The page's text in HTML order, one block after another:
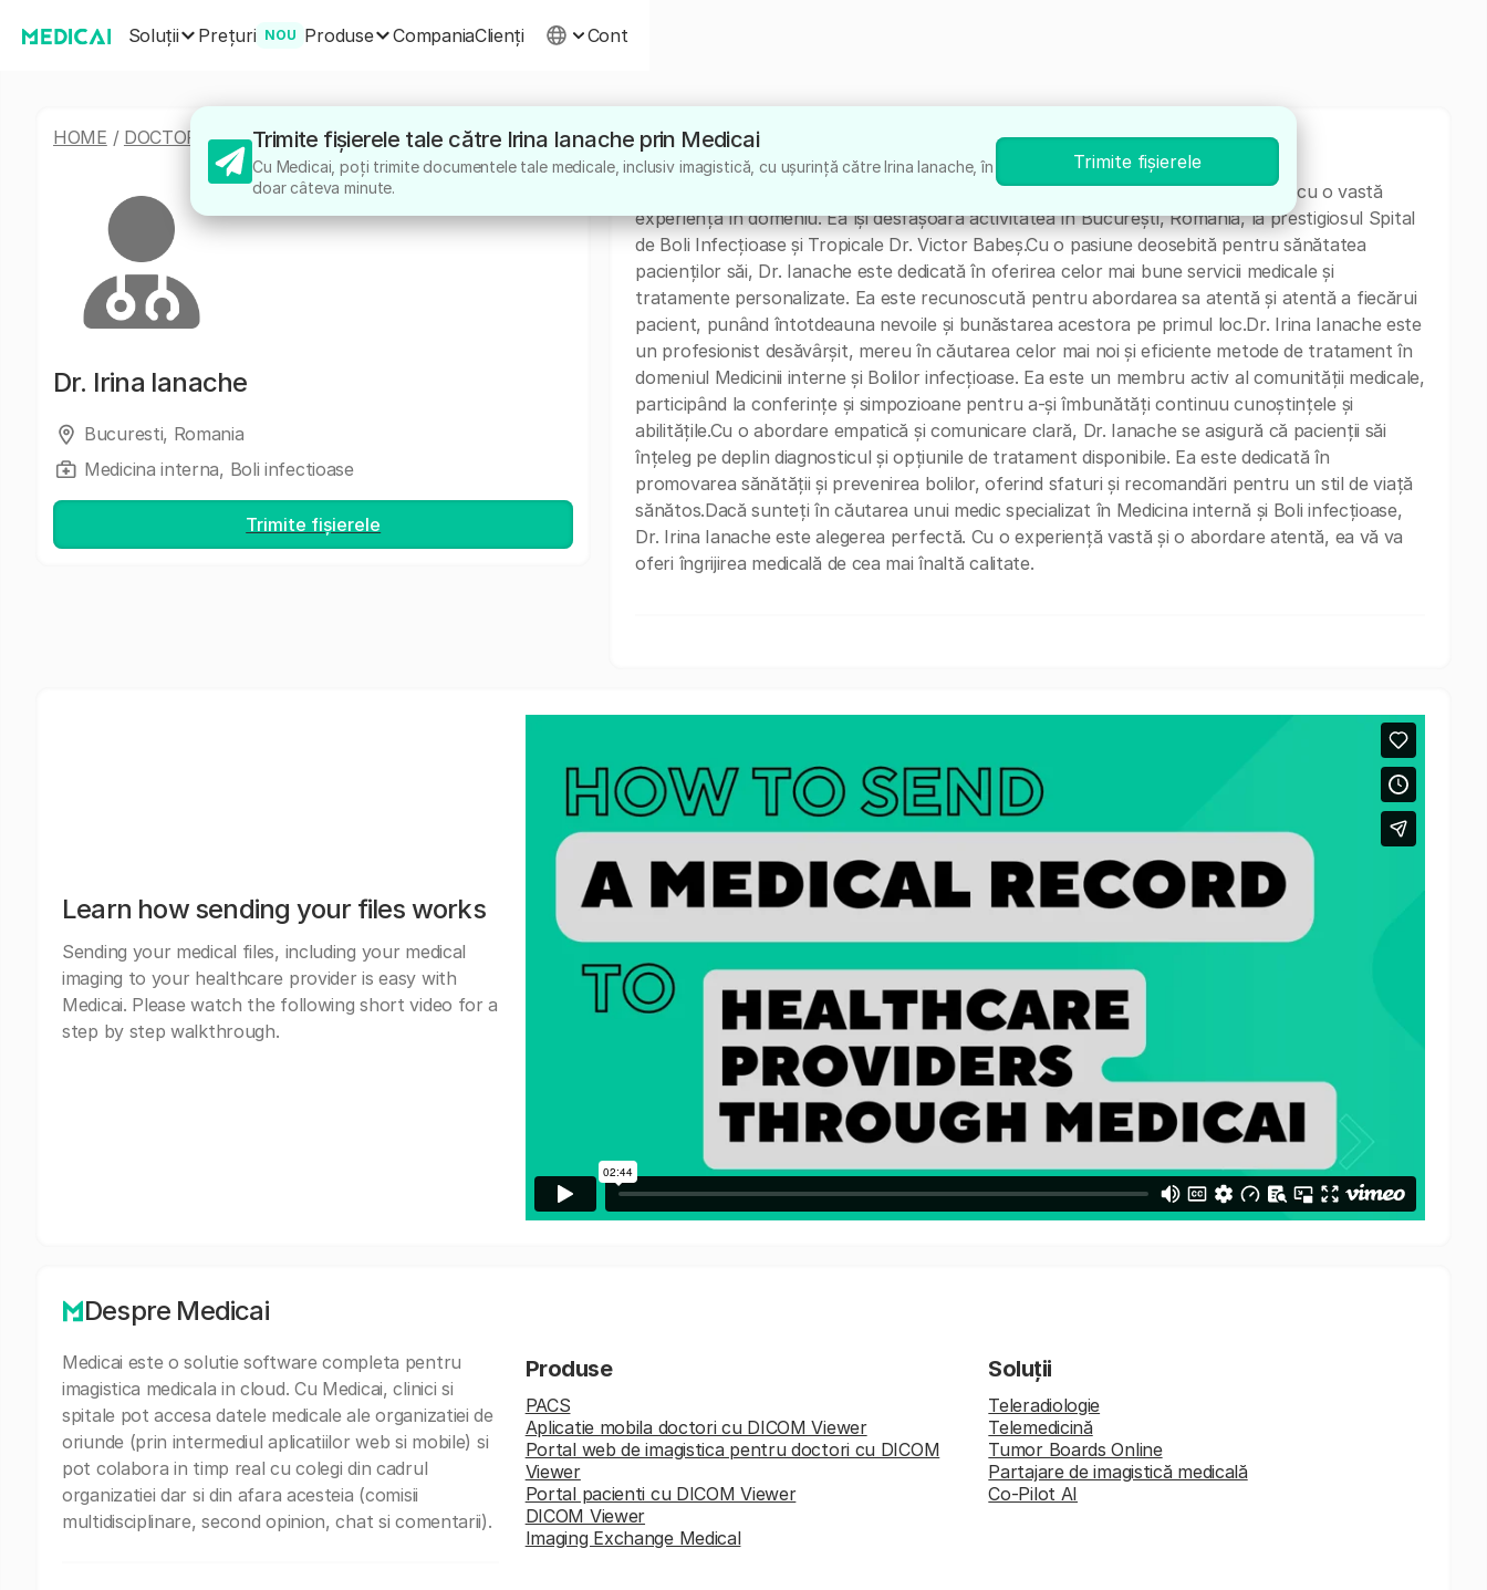
Soluții Prețuri NOU Produse CompaniaClienți Cont
HOME / DOCTORI /IRINA IANACHE
Dr. Irina Ianache
Bucuresti, Romania
Medicina interna, Boli infectioase
Trimite fișierele
Despre
Dr. Irina Ianache este un medic specializat în Medicina internă și Boli infecțioase, cu o vastă
experiență în domeniu. Ea își desfășoară activitatea în București, România, la prestigiosul Spital
de Boli Infecțioase și Tropicale Dr. Victor Babeș.Cu o pasiune deosebită pentru sănătatea
pacienților săi, Dr. Ianache este dedicată în oferirea celor mai bune servicii medicale și
tratamente personalizate. Ea este recunoscută pentru abordarea sa atentă și atentă a fiecărui
pacient, punând întotdeauna nevoile și bunăstarea acestora pe primul loc.Dr. Irina Ianache este
un profesionist desăvârșit, mereu în căutarea celor mai noi și eficiente metode de tratament în
domeniul Medicinii interne și Bolilor infecțioase. Ea este un membru activ al comunității medicale,
participând la conferințe și simpozioane pentru a-și îmbunătăți continuu cunoștințele și
abilitățile.Cu o abordare empatică și comunicare clară, Dr. Ianache se asigură că pacienții săi
înțeleg pe deplin diagnosticul și opțiunile de tratament disponibile. Ea este dedicată în
promovarea sănătății și prevenirea bolilor, oferind sfaturi și recomandări pentru un stil de viață
sănătos.Dacă sunteți în căutarea unui medic specializat în Medicina internă și Boli infecțioase,
Dr. Irina Ianache este alegerea perfectă. Cu o experiență vastă și o abordare atentă, ea vă va
oferi îngrijirea medicală de cea mai înaltă calitate.
Learn how sending your files works
Sending your medical files, including your medical
imaging to your healthcare provider is easy with
Medicai. Please watch the following short video for a
step by step walkthrough.
Despre Medicai
Medicai este o solutie software completa pentru
imagistica medicala in cloud. Cu Medicai, clinici si
spitale pot accesa datele medicale ale organizatiei de
oriunde (prin intermediul aplicatiilor web si mobile) si
pot colabora in timp real cu colegi din cadrul
organizatiei dar si din afara acesteia (comisii
multidisciplinare, second opinion, chat si comentarii).
Produse
PACS
Aplicatie mobila doctori cu DICOM Viewer
Portal web de imagistica pentru doctori cu DICOM
Viewer
Portal pacienti cu DICOM Viewer
DICOM Viewer
Imaging Exchange Medical
Soluții
Teleradiologie
Telemedicină
Tumor Boards Online
Partajare de imagistică medicală
Co-Pilot AI
Trimite fișierele tale către Irina Ianache prin Medicai
Cu Medicai, poți trimite documentele tale medicale, inclusiv imagistică, cu ușurință către Irina Ianache, în
doar câteva minute.
Trimite fișierele